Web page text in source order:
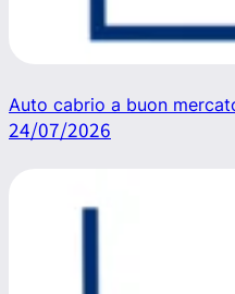
Auto cabrio a buon
24/07/2026